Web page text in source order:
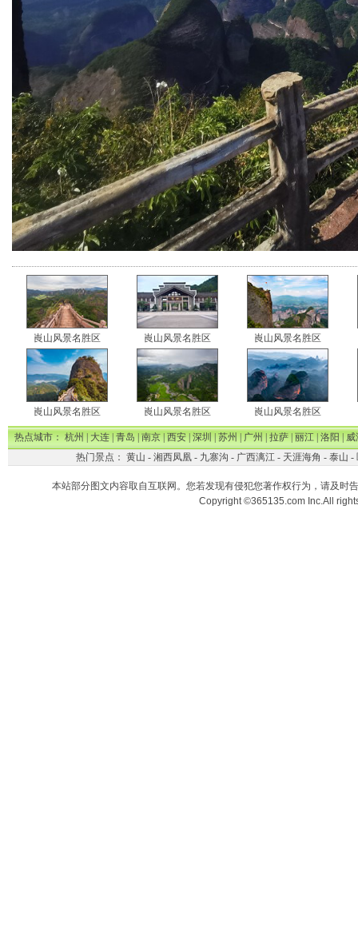
崀山风景名胜区 崀山风景名胜区 崀山风景名胜区
崀山风景名胜区 崀山风景名胜区 崀山风景名胜区
热点城市：杭州|大连|青岛|南京|西安|深圳|苏州|广州|拉萨|丽江|洛阳|威
热门景点： 黄山 - 湘西凤凰- 九寨沟 - 广西漓江- 天涯海角 - 泰山 -
本站部分图文内容取自互联网。您若发现有侵犯您著作权行为，请及时
Copyright ©365135.com Inc.All